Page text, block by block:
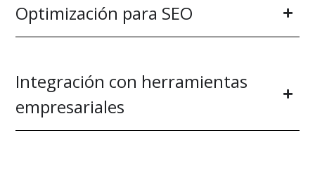
Optimización para SEO
Integración con herramientas
empresariales